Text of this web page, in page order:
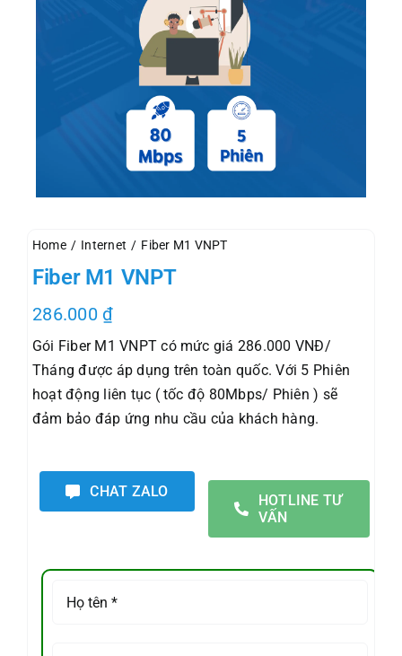
Home Internet Fiber M1 VNPT
Fiber M1 VNPT
286.000 ₫
Gói Fiber M1 VNPT có mức giá 286.000 VNĐ/
Tháng được áp dụng trên toàn quốc. Với 5 Phiên
hoạt động liên tục ( tốc độ 80Mbps/ Phiên ) sẽ
đảm bảo đáp ứng nhu cầu của khách hàng.
CHAT ZALO
HOTLINE TƯ
VẤN